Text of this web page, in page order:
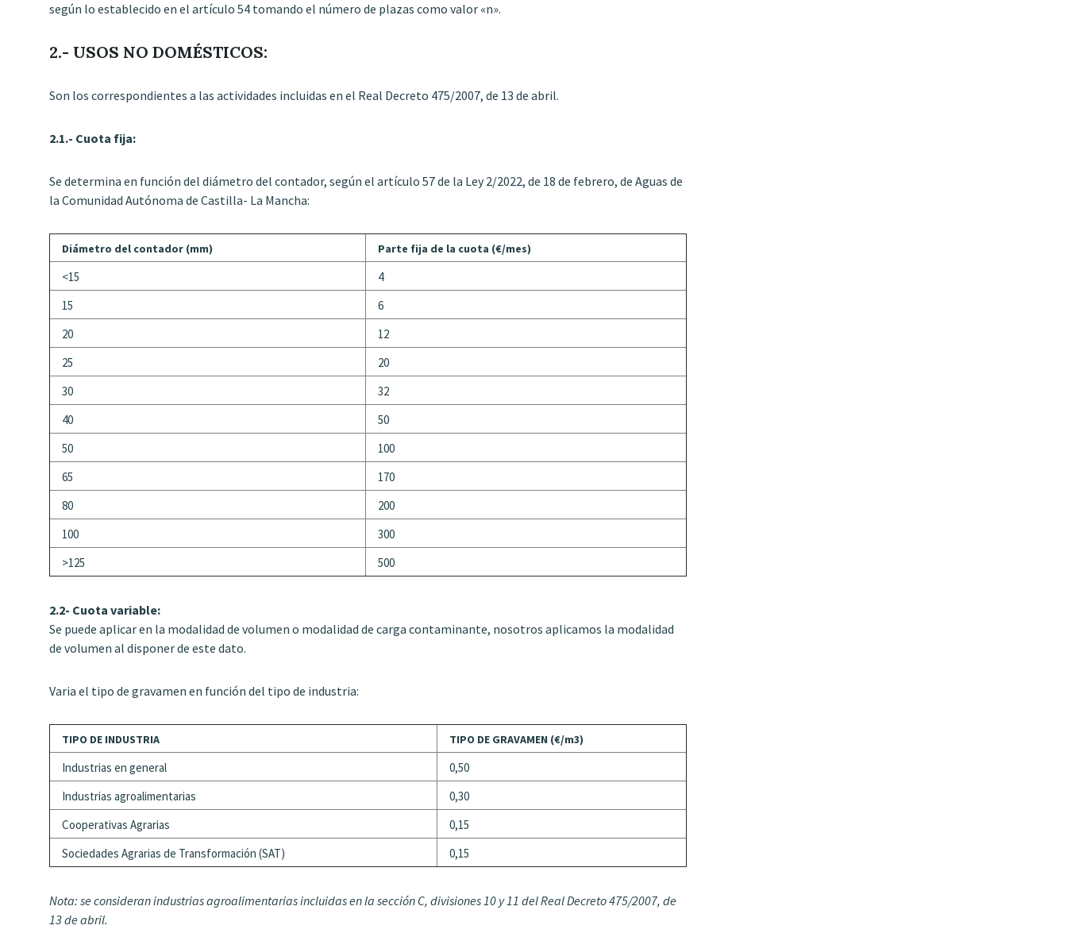
según lo establecido en el artículo 54 tomando el número de plazas como valor «n».
2.- USOS NO DOMÉSTICOS:
Son los correspondientes a las actividades incluidas en el Real Decreto 475/2007, de 13 de abril.
2.1.- Cuota fija:
Se determina en función del diámetro del contador, según el artículo 57 de la Ley 2/2022, de 18 de febrero, de Aguas de
la Comunidad Autónoma de Castilla- La Mancha:
Diámetro del contador (mm) Parte fija de la cuota (€/mes)
<15
4
15
6
20
12
25
20
30
32
40
50
50
100
65
170
80
200
100
300
>125
500
2.2- Cuota variable:
Se puede aplicar en la modalidad de volumen o modalidad de carga contaminante, nosotros aplicamos la modalidad
de volumen al disponer de este dato.
Varia el tipo de gravamen en función del tipo de industria:
TIPO DE INDUSTRIA TIPO DE GRAVAMEN (€/m3)
Industrias en general
0,50
Industrias agroalimentarias
0,30
Cooperativas Agrarias
0,15
Sociedades Agrarias de Transformación (SAT)
0,15
Nota: se consideran industrias agroalimentarias incluidas en la sección C, divisiones 10 y 11 del Real Decreto 475/2007, de
13 de abril.